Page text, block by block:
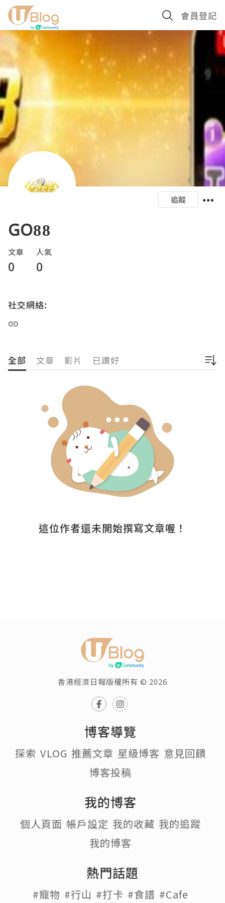
會員登記
追蹤
GO88
文章
0
人氣
0
社交網絡:
全部 文章 影片 已讚好
這位作者還未開始撰寫文章喔！
香港經濟日報版權所有 © 2026
博客導覽
探索 VLOG 推薦文章 星級博客 意見回饋
博客投稿
我的博客
個人頁面 帳戶設定 我的收藏 我的追蹤
我的博客
熱門話題
#寵物 #行山 #打卡 #食譜 #Cafe